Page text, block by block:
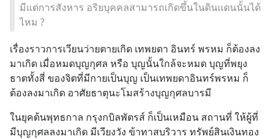
มีแต่การสังหาร อริยบุคคลสามารถเกิดขึ้นในดินแดนนั้นได้
ไหม ?
เรื่องราวการเวียนว่ายตายเกิด เทพยดา อินทร์ พรหม ก็ต้องลง
มาเกิด เมื่อหมดบุญกุศล หรือ บุญนั้นใกล้จะหมด บุญที่พยุง
ธาตทั้งสี่ ของจิตที่มีกายเป็นบุญ เป็นเทพยดาอินทร์พรหม ก็
ต้องลงมาเกิด อาศัยธาตุนะโมสร้างบุญกุศลบารมี
ในยุคต้นพุทธกาล กรุงกบิลพัตรส์ ก็เป็นเหมือน สถานที่ ให้ผู้ที่
มีบุญกุศลลงมาเกิด มีเวียงวัง ข้าทาสบริวาร ทรัพย์สินเงินทอง